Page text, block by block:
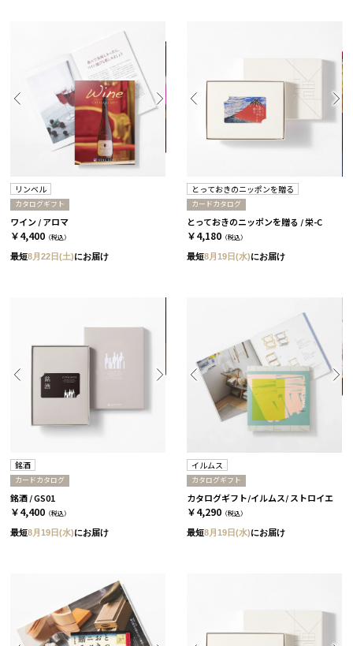
リンベル
カタログギフト
ワイン / アロマ
￥4,400 （税込）
最短8月22日(土)にお届け
とっておきのニッポンを贈る
カードカタログ
とっておきのニッポンを贈る / 栄-C
￥4,180 （税込）
最短8月19日(水)にお届け
銘酒
カードカタログ
銘酒 / GS01
￥4,400 （税込）
最短8月19日(水)にお届け
イルムス
カタログギフト
カタログギフト/イルムス/ ストロイエ
￥4,290 （税込）
最短8月19日(水)にお届け